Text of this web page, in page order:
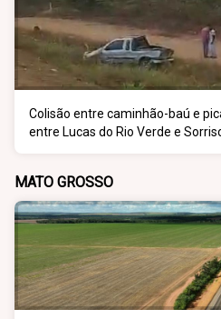
Colisão entre caminhão-baú e
entre Lucas do Rio Verde e
MATO GROSSO